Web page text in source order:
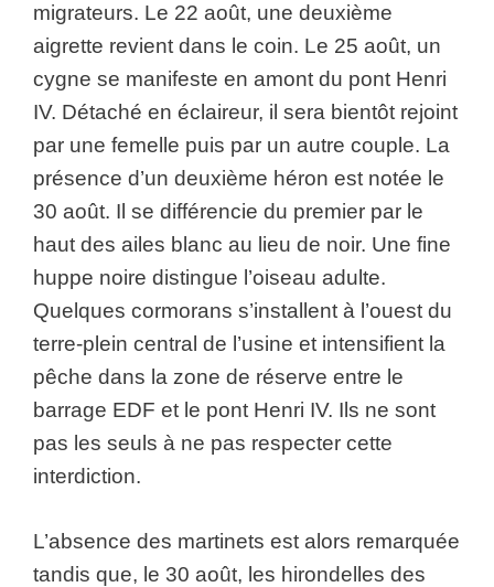
migrateurs. Le 22 août, une deuxième
aigrette revient dans le coin. Le 25 août, un
cygne se manifeste en amont du pont Henri
IV. Détaché en éclaireur, il sera bientôt rejoint
par une femelle puis par un autre couple. La
présence d’un deuxième héron est notée le
30 août. Il se différencie du premier par le
haut des ailes blanc au lieu de noir. Une fine
huppe noire distingue l’oiseau adulte.
Quelques cormorans s’installent à l’ouest du
terre-plein central de l’usine et intensifient la
pêche dans la zone de réserve entre le
barrage EDF et le pont Henri IV. Ils ne sont
pas les seuls à ne pas respecter cette
interdiction.
L’absence des martinets est alors remarquée
tandis que, le 30 août, les hirondelles des